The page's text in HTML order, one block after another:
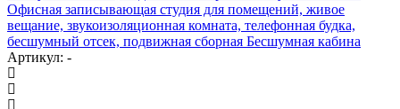
Офисная записывающая студия для помещений, живое
вещание, звукоизоляционная комната, телефонная будка,
бесшумный отсек, подвижная сборная Бесшумная кабина
Артикул: -